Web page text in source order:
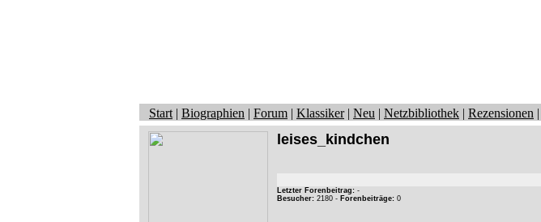
Start | Biographien | Forum | Klassiker| Neu | Netzbibliothek | Rezensionen |
leises_kindchen
Letzter Forenbeitrag: -
Besucher: 2180 - Forenbeiträge: 0